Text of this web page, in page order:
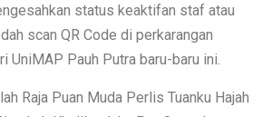
status keaktifan staf atau
scan QR Code di perkarangan
UniMAP Pauh Putra baru-baru ini.
Raja Puan Muda Perlis Tuanku Hajah